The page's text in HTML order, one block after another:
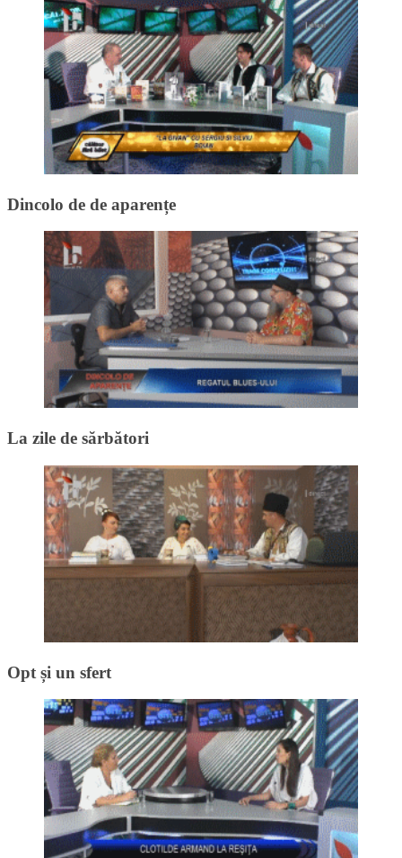
Dincolo de de aparențe
La zile de sărbători
Opt și un sfert